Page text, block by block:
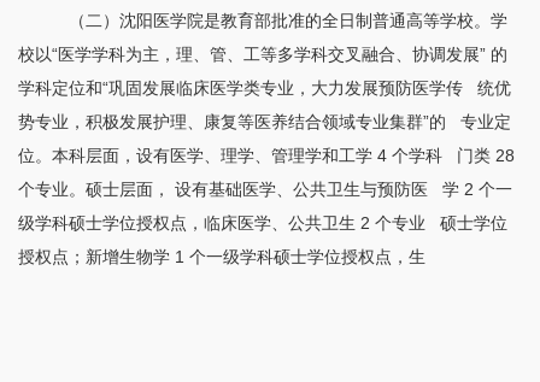
（二）沈阳医学院是教育部批准的全日制普通高等学校。学
校以“医学学科为主，理、管、工等多学科交叉融合、协调发展” 的
学科定位和“巩固发展临床医学类专业，大力发展预防医学传 统优
势专业，积极发展护理、康复等医养结合领域专业集群”的 专业定
位。本科层面，设有医学、理学、管理学和工学 4 个学科 门类 28
个专业。硕士层面， 设有基础医学、公共卫生与预防医 学 2 个一
级学科硕士学位授权点，临床医学、公共卫生 2 个专业 硕士学位
授权点；新增生物学 1 个一级学科硕士学位授权点，生